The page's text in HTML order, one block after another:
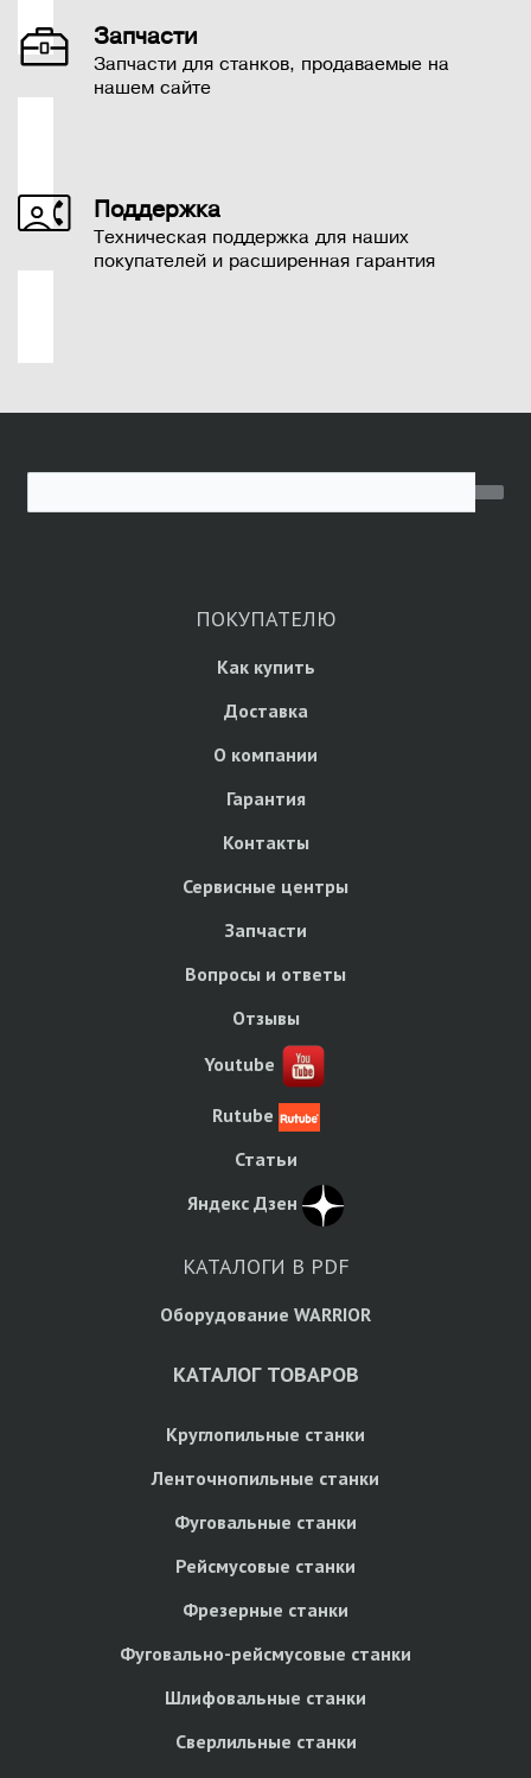
Запчасти
Запчасти для станков, продаваемые на
нашем сайте
Поддержка
Техническая поддержка для наших
покупателей и расширенная гарантия
ПОКУПАТЕЛЮ
Как купить
Доставка
О компании
Гарантия
Контакты
Сервисные центры
Запчасти
Вопросы и ответы
Отзывы
Youtube
Rutube
Статьи
Яндекс Дзен
КАТАЛОГИ В PDF
Оборудование WARRIOR
КАТАЛОГ ТОВАРОВ
Круглопильные станки
Ленточнопильные станки
Фуговальные станки
Рейсмусовые станки
Фрезерные станки
Фуговально-рейсмусовые станки
Шлифовальные станки
Сверлильные станки